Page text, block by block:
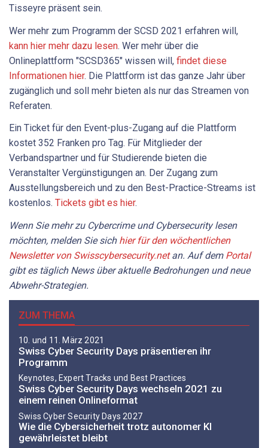
Tisseyre präsent sein.
Wer mehr zum Programm der SCSD 2021 erfahren will,
kann hier mehr dazu lesen. Wer mehr über die
Onlineplattform "SCSD365" wissen will, findet diese
Informationen hier. Die Plattform ist das ganze Jahr über
zugänglich und soll mehr bieten als nur das Streamen von
Referaten.
Ein Ticket für den Event-plus-Zugang auf die Plattform
kostet 352 Franken pro Tag. Für Mitglieder der
Verbandspartner und für Studierende bieten die
Veranstalter Vergünstigungen an. Der Zugang zum
Ausstellungsbereich und zu den Best-Practice-Streams ist
kostenlos. Tickets gibt es hier.
Wenn Sie mehr zu Cybercrime und Cybersecurity lesen
möchten, melden Sie sich hier für den wöchentlichen
Newsletter von Swisscybersecurity.netan. Auf dem Portal
gibt es täglich News über aktuelle Bedrohungen und neue
Abwehr-Strategien.
ZUM THEMA
10. und 11. März 2021
Swiss Cyber Security Days präsentieren ihr
Programm
Keynotes, Expert Tracks und Best Practices
Swiss Cyber Security Days wechseln 2021 zu
einem reinen Onlineformat
Swiss Cyber Security Days 2027
Wie die Cybersicherheit trotz autonomer KI
gewährleistet bleibt